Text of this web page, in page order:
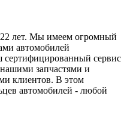
22 лет. Мы имеем огромный
автомобилей
сертифицированный сервис
нашими запчастями и
клиентов. В этом
автомобилей - любой